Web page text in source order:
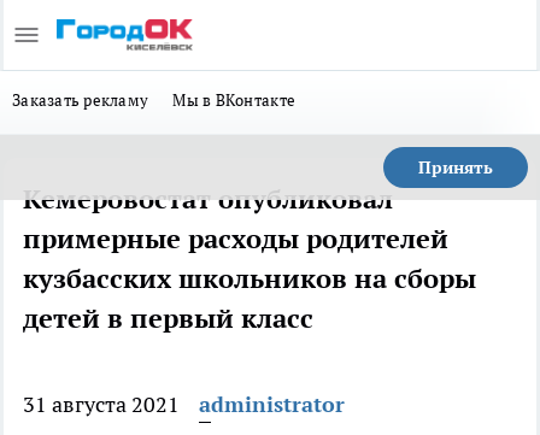
Заказать рекламу Мы в ВКонтакте
Принять
Кемеровостат опубликовал
примерные расходы родителей
кузбасских школьников на сборы
детей в первый класс
31 августа 2021
administrator